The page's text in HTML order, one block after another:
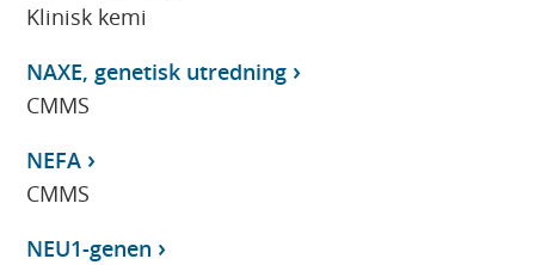
Klinisk kemi
NAXE, genetisk utredning
CMMS
NEFA
CMMS
NEU1-genen